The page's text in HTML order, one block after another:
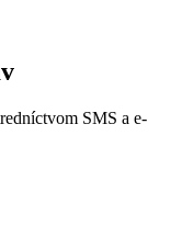
SMS a e-